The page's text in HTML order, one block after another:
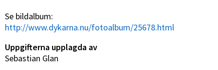
Se bildalbum:
http://www.dykarna.nu/fotoalbum/25678.html
Uppgifterna upplagda av
Sebastian Glan